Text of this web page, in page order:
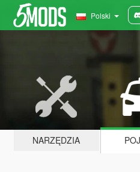
Polski
NARZĘDZIA